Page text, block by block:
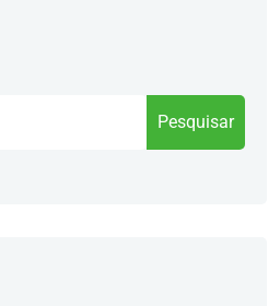
Pesquisar